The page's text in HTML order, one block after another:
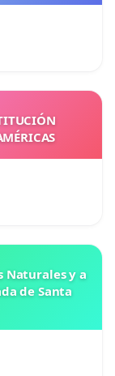
Naturales y a
de Santa